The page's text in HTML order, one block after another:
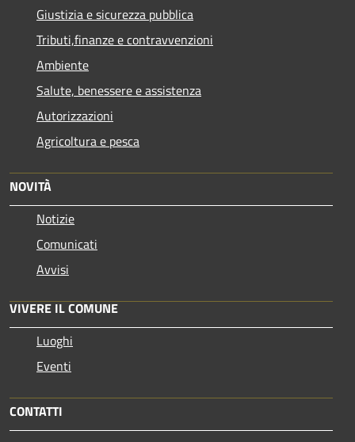
Giustizia e sicurezza pubblica
Tributi,finanze e contravvenzioni
Ambiente
Salute, benessere e assistenza
Autorizzazioni
Agricoltura e pesca
NOVITÀ
Notizie
Comunicati
Avvisi
VIVERE IL COMUNE
Luoghi
Eventi
CONTATTI